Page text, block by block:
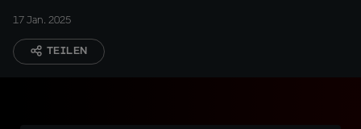
17 Jan. 2025
TEILEN